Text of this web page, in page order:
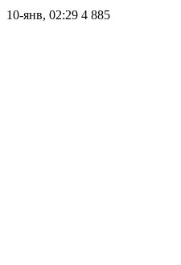
10-янв, 02:29 4 885